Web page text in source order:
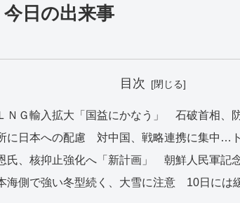
日の出来事
目次
ＮＧ輸入拡大「国益にかなう」 石破首相、
に日本への配慮 対中国、戦略連携に集中…
氏、核抑止強化へ「新計画」 朝鮮人民軍記
海側で強い冬型続く、大雪に注意 10日には